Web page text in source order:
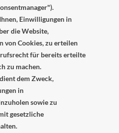
Einwilligungen in
die Website,
von Cookies, zu erteilen
für bereits erteilte
zu machen.
dem Zweck,
in
sowie zu
gesetzliche